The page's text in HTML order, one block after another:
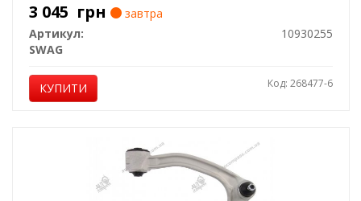
3 045 грн
завтра
Артикул:
10930255
SWAG
КУПИТИ Код: 268477-6